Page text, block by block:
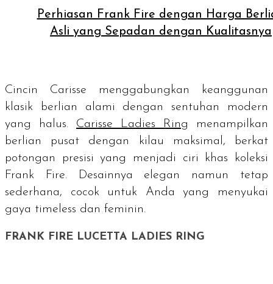
Perhiasan Frank Fire dengan Harga
Asli yang Sepadan dengan Kualitasnya
Cincin Carisse menggabungkan keanggunan
klasik berlian alami dengan sentuhan modern
yang halus. Carisse Ladies Ring menampilkan
berlian pusat dengan kilau maksimal, berkat
potongan presisi yang menjadi ciri khas koleksi
Frank Fire. Desainnya elegan namun tetap
sederhana, cocok untuk Anda yang menyukai
gaya timeless dan feminin.
FRANK FIRE LUCETTA LADIES RING